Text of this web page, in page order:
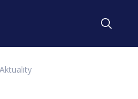
Aktuality